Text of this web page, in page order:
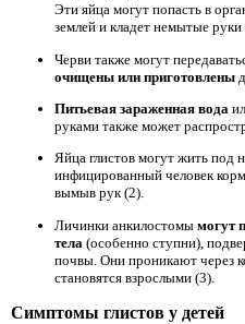
Эти яйца могут попасть в
землей и кладет немытые руки
Черви также могут
очищены или приготовлены
Питьевая зараженная вода
руками также может
Яйца глистов могут жить под
инфицированный человек
вымыв рук (2).
Личинки анкилостомы могут
тела (особенно ступни),
почвы. Они проникают через
становятся взрослыми (3).
Симптомы глистов у детей